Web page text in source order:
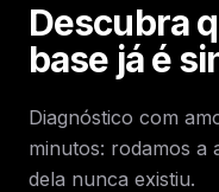
Descubra
base já é
Diagnóstico com
minutos: rodamos a
dela nunca existiu.